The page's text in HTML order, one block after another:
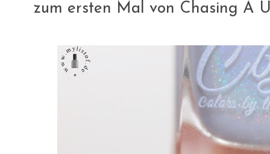
zum ersten Mal von Chasing A